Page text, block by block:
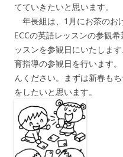
てていきたいと思います。
年長組は、1月にお茶のお
ECCの英語レッスンの参観
ッスンを参観日にいたしま
育指導の参観日を行います
んください。まずは新春も
をしたいと思います。